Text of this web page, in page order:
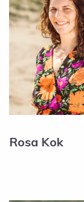
Rosa Kok